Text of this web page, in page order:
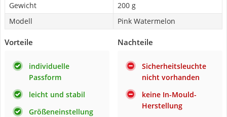
Gewicht
200 g
Modell
Pink Watermelon
Vorteile
individuelle
Passform
leicht und stabil
Größeneinstellung
Nachteile
Sicherheitsleuchte
nicht vorhanden
keine In-Mould-
Herstellung